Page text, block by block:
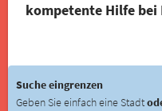
kompetente Hilfe bei
Suche eingrenzen
Geben Sie einfach eine Stadt